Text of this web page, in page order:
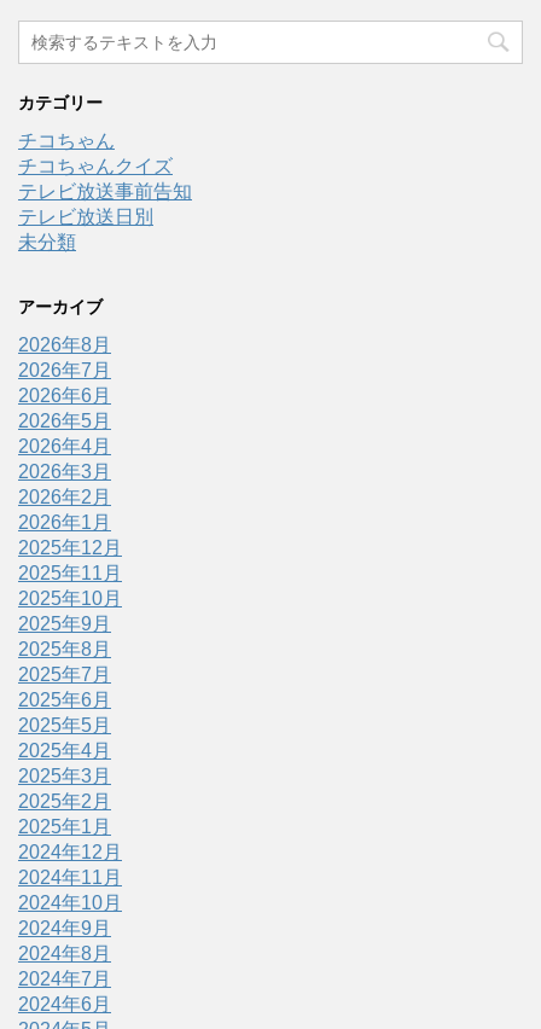
カテゴリー
チコちゃん
チコちゃんクイズ
テレビ放送事前告知
テレビ放送日別
未分類
アーカイブ
2026年8月
2026年7月
2026年6月
2026年5月
2026年4月
2026年3月
2026年2月
2026年1月
2025年12月
2025年11月
2025年10月
2025年9月
2025年8月
2025年7月
2025年6月
2025年5月
2025年4月
2025年3月
2025年2月
2025年1月
2024年12月
2024年11月
2024年10月
2024年9月
2024年8月
2024年7月
2024年6月